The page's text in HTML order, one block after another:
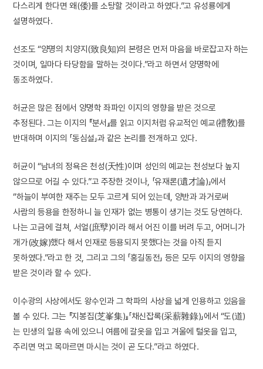
다스리게 한다면 왜(倭)를 소탕할 것이라고 하였다.”고 유성룡에게
설명하였다.
선조도 “양명의 치양지(致良知)의 본령은 먼저 마음을 바로잡고자 하는
것이며, 일마다 타당함을 말하는 것이다.”라고 하면서 양명학에
동조하였다.
허균은 많은 점에서 양명학 좌파인 이지의 영향을 받은 것으로
추정된다. 그는 이지의 『분서』를 읽고 이지처럼 유교적인 예교(禮敎)를
반대하며 이지의 「동심설」과 같은 논리를 전개하고 있다.
허균이 “남녀의 정욕은 천성(天性)이며 성인의 예교는 천성보다 높지
않으므로 어길 수 있다.”고 주장한 것이나, 「유재론(遺才論)」에서
“하늘이 부여한 재주는 모두 고르게 되어 있는데, 양반과 과거로써
사람의 등용을 한정하니 늘 인재가 없는 병통이 생기는 것도 당연하다.
나는 고금에 걸쳐, 서얼(庶孼)이라 해서 어진 이를 버려 두고, 어머니가
개가(改嫁)했다 해서 인재로 등용되지 못했다는 것을 아직 듣지
못하였다.”라고 한 것, 그리고 그의 「홍길동전」 등은 모두 이지의 영향을
받은 것이라 할 수 있다.
이수광의 사상에서도 왕수인과 그 학파의 사상을 넓게 인용하고 있음을
볼 수 있다. 그는 『지봉집(芝峯集)』「채신잡록(采薪雜錄)」에서 “도(道)
는 민생의 일용 속에 있으니 여름에 갈옷을 입고 겨울에 털옷을 입고,
주리면 먹고 목마르면 마시는 것이 곧 도다.”라고 하였다.